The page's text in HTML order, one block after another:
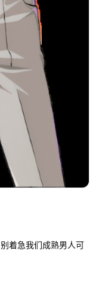
着急我们成熟男人可